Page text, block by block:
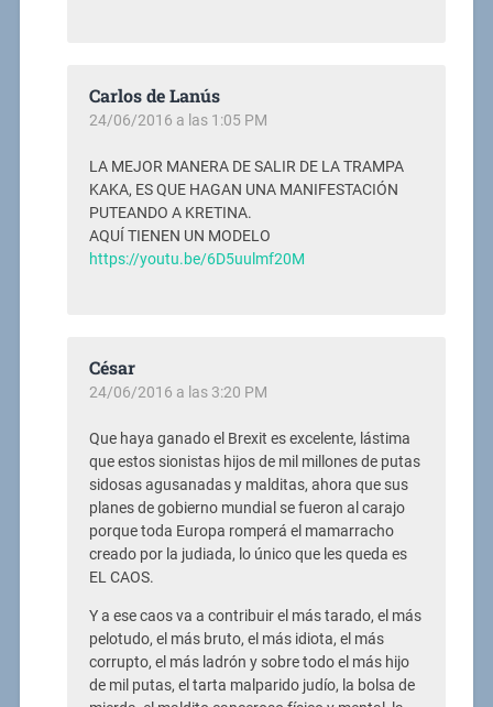
Carlos de Lanús
24/06/2016 a las 1:05 PM
LA MEJOR MANERA DE SALIR DE LA TRAMPA
KAKA, ES QUE HAGAN UNA MANIFESTACIÓN
PUTEANDO A KRETINA.
AQUÍ TIENEN UN MODELO
https://youtu.be/6D5uulmf20M
César
24/06/2016 a las 3:20 PM
Que haya ganado el Brexit es excelente, lástima
que estos sionistas hijos de mil millones de putas
sidosas agusanadas y malditas, ahora que sus
planes de gobierno mundial se fueron al carajo
porque toda Europa romperá el mamarracho
creado por la judiada, lo único que les queda es
EL CAOS.
Y a ese caos va a contribuir el más tarado, el más
pelotudo, el más bruto, el más idiota, el más
corrupto, el más ladrón y sobre todo el más hijo
de mil putas, el tarta malparido judío, la bolsa de